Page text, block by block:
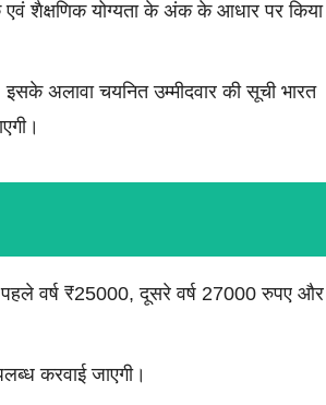
एवं शैक्षणिक योग्यता के अंक के आधार पर किया
इसके अलावा चयनित उम्मीदवार की सूची भारत
पहले वर्ष ₹25000, दूसरे वर्ष 27000 रुपए और
करवाई जाएगी।